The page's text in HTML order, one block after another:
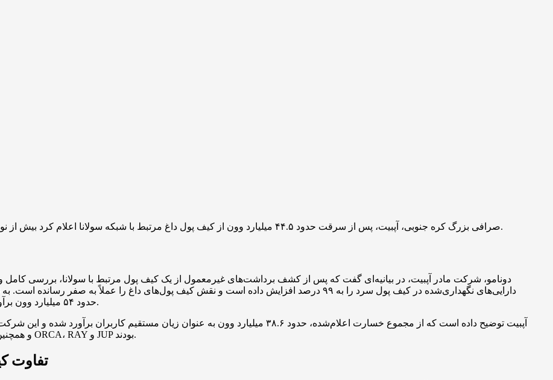
صرافی بزرگ کره جنوبی، آپبیت، پس از سرقت حدود ۴۴.۵ میلیارد وون از کیف پول داغ مرتبط با شبکه سولانا اعلام کرد بیش از نود و نه درصد دارایی کاربران را به کیف پول سرد منتقل کرده است.
دونامو، شرکت مادر آپبیت، در بیانیه‌ای گفت که پس از کشف برداشت‌های غیرمعمول از یک کیف پول مرتبط با سولانا، بررسی
دارایی‌های نگهداری‌شده در کیف پول سرد را به ۹۹ درصد افزایش داده است و نقش کیف پول‌های داغ را عملاً به
حدود ۵۴ میلیارد وون برآورد شده بود و پس از بازبینی داخلی به ۴۴.۵ میلیارد وون تعدیل شد.
آپبیت توضیح داده است که از مجموع خسارت اعلام‌شده، حدود ۳۸.۶ میلیارد وون به عنوان زیان
که در این حمله هدف قرار گرفتند شامل سولانا (SOL) و همچنین توکن‌های ORCA، RAY و JUP بودند.
تفاوت